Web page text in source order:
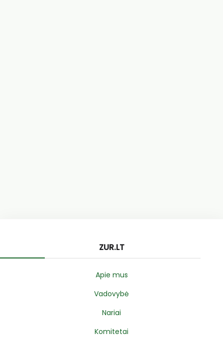
ZUR.LT
Apie mus
Vadovybė
Nariai
Komitetai